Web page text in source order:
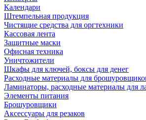
Календари
Штемпельная продукция
Чистящие средства для оргтехники
Кассовая лента
Защитные маски
Офисная техника
Уничтожители
Шкафы для ключей, боксы для денег
Расходные материалы для
Ламинаторы, расходные материалы для
Элементы питания
Брошуровщики
Аксессуары для резаков